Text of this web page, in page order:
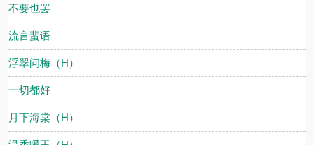
不要也罢
流言蜚语
浮翠问梅（H）
一切都好
月下海棠（H）